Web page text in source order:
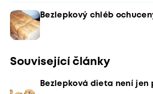
Bezlepkový chléb
Související články
Bezlepková dieta není jen